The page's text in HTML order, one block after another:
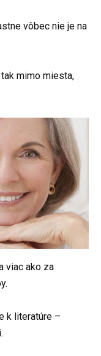
vôbec nie je na
mimo miesta,
viac ako za
k literatúre –